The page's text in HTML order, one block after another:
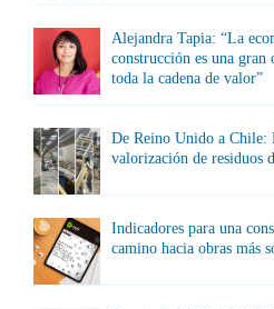
Alejandra Tapia: “La
construcción es una
toda la cadena de valor”
De Reino Unido a Chile:
valorización de residuos
Indicadores para una
camino hacia obras más